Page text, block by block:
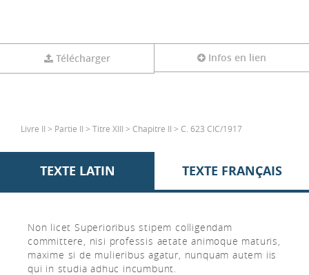
Télécharger Infos en lien
Livre II > Partie II > Titre XIII > Chapitre II > C. 623 CIC/1917
TEXTE LATIN TEXTE FRANÇAIS
Non licet Superioribus stipem colligendam
committere, nisi professis aetate animoque maturis,
maxime si de mulieribus agatur, nunquam autem iis
qui in studia adhuc incumbunt.